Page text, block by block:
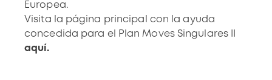
Europea.
Visita la página principal con la ayuda
concedida para el Plan Moves Singulares II
aquí.